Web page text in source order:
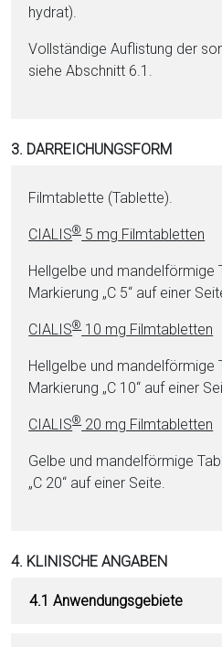
hy­drat).
Vollständige Auflistung der
siehe Abschnitt 6.1.
3. DARREICHUNGSFORM
Film­ta­blet­te (Ta­blet­te).
CIALIS®5 mg Film­ta­blet­ten
Hellgelbe und mandelförmige
Markierung „C 5“ auf ei­ner
CIALIS®10 mg Film­ta­blet­ten
Hellgelbe und mandelförmige
Markierung „C 10“ auf ei­ner
CIALIS®20 mg Film­ta­blet­ten
Gelbe und mandelförmige
„C 20“ auf ei­ner Seite.
4. KLINISCHE ANGABEN
4.1 Anwendungsgebiete